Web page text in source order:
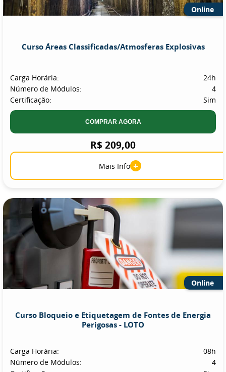
Online
Curso Áreas Classificadas/Atmosferas Explosivas
Carga Horária:
24h
Número de Módulos:
4
Certificação:
Sim
COMPRAR AGORA
R$ 209,00
Mais Info +
Online
Curso Bloqueio e Etiquetagem de Fontes de Energia
Perigosas - LOTO
Carga Horária:
08h
Número de Módulos:
4